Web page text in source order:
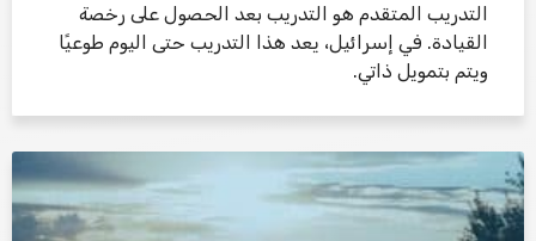
التدريب المتقدم هو التدريب بعد الحصول على رخصة
القيادة. في إسرائيل، يعد هذا التدريب حتى اليوم طوعيًا
ويتم بتمويل ذاتي.